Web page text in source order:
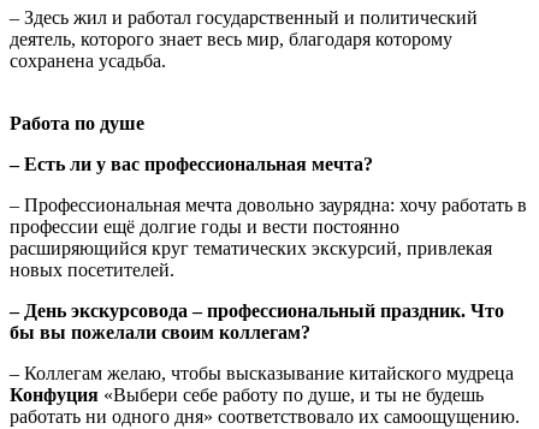
– Здесь жил и работал государственный и политический
деятель, которого знает весь мир, благодаря которому
сохранена усадьба.
Работа по душе
– Есть ли у вас профессиональная мечта?
– Профессиональная мечта довольно заурядна: хочу работать в
профессии ещё долгие годы и вести постоянно
расширяющийся круг тематических экскурсий, привлекая
новых посетителей.
– День экскурсовода – профессиональный праздник. Что
бы вы пожелали своим коллегам?
– Коллегам желаю, чтобы высказывание китайского мудреца
Конфуция «Выбери себе работу по душе, и ты не будешь
работать ни одного дня» соответствовало их самоощущению.